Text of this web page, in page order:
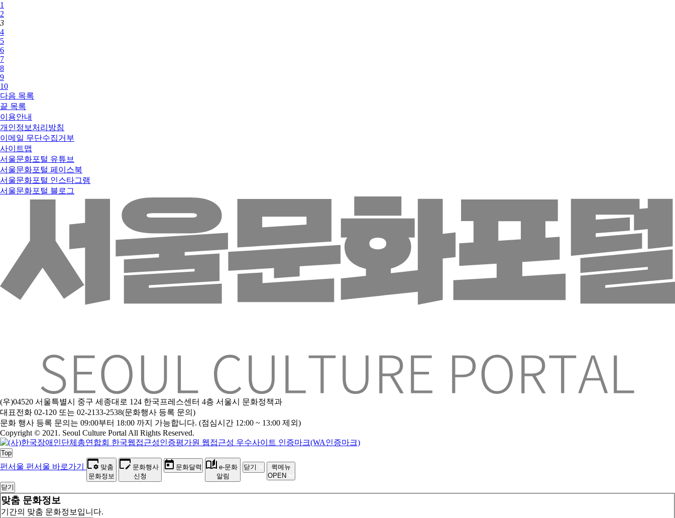
1
2
3
4
5
6
7
8
9
10
다음 목록
끝 목록
이용안내
개인정보처리방침
이메일 무단수집거부
사이트맵
서울문화포털 유튜브
서울문화포털 페이스북
서울문화포털 인스타그램
서울문화포털 블로그
(우)04520 서울특별시 중구 세종대로 124 한국프레스센터 4층 서울시 문화정책과
대표전화 02-120 또는 02-2133-2538(문화행사 등록 문의)
문화 행사 등록 문의는 09:00부터 18:00 까지 가능합니다. (점심시간 12:00 ~ 13:00 제외)
Copyright © 2021. Seoul Culture Portal All Rights Reserved.
Top
펀서울 펀서울 바로가기
맞춤
문화정보
문화행사
신청
문화달력
e-문화
알림
닫기
퀵메뉴
OPEN
닫기
맞춤 문화정보
기간의 맞춤 문화정보입니다.